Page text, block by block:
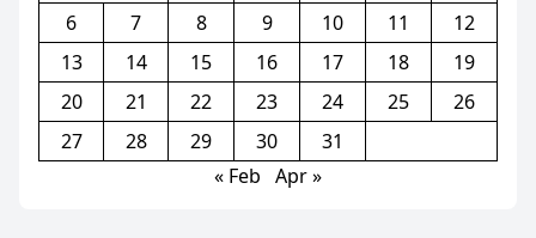
6
7 8 9 10 11
12
13
14 15 16 17 18
19
20
21 22 23 24 25
26
27
28 29 30
31
« Feb Apr »